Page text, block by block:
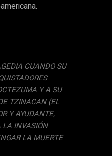
CUANDO SU
Y A SU
TZINACAN (EL
Y AYUDANTE,
LA INVASIÓN
LA MUERTE